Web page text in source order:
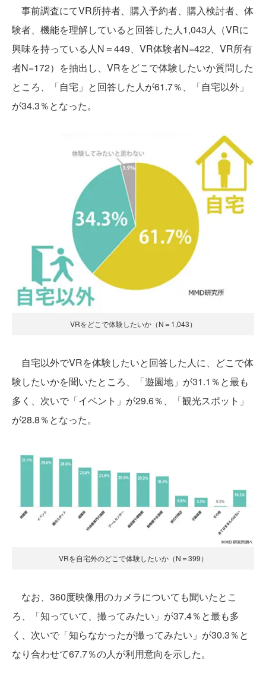
事前調査にてVR所持者、購入予約者、購入検討者、体
験者、機能を理解していると回答した人1,043人（VRに
興味を持っている人N＝449、VR体験者N=422、VR所有
者N=172）を抽出し、VRをどこで体験したいか質問した
ところ、「自宅」と回答した人が61.7％、「自宅以外」
が34.3％となった。
VRをどこで体験したいか（N＝1,043）
自宅以外でVRを体験したいと回答した人に、どこで体
験したいかを聞いたところ、「遊園地」が31.1％と最も
多く、次いで「イベント」が29.6％、「観光スポット」
が28.8％となった。
VRを自宅外のどこで体験したいか（N＝399）
なお、360度映像用のカメラについても聞いたとこ
ろ、「知っていて、撮ってみたい」が37.4％と最も多
く、次いで「知らなかったが撮ってみたい」が30.3％と
なり合わせて67.7％の人が利用意向を示した。